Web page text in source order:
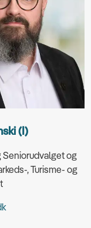
(I)
Seniorudvalget og
, Turisme- og